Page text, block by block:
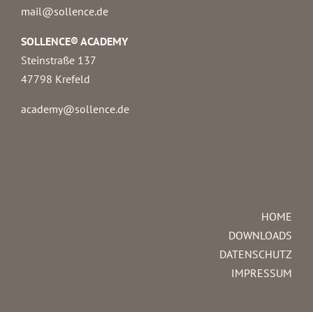
mail@sollence.de
SOLLENCE® ACADEMY
Steinstraße 137
47798 Krefeld
academy@sollence.de
HOME
DOWNLOADS
DATENSCHUTZ
IMPRESSUM